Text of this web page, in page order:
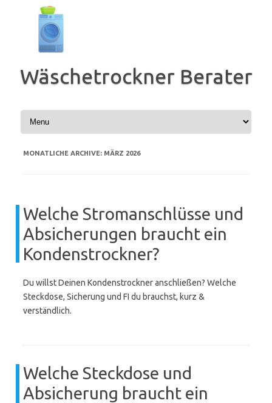
springen
Wäschetrockner Berater
MONATLICHE ARCHIVE: MÄRZ 2026
Welche Stromanschlüsse und
Absicherungen braucht ein
Kondenstrockner?
Du willst Deinen Kondenstrockner anschließen? Welche
Steckdose, Sicherung und FI du brauchst, kurz &
verständlich.
Welche Steckdose und
Absicherung braucht ein